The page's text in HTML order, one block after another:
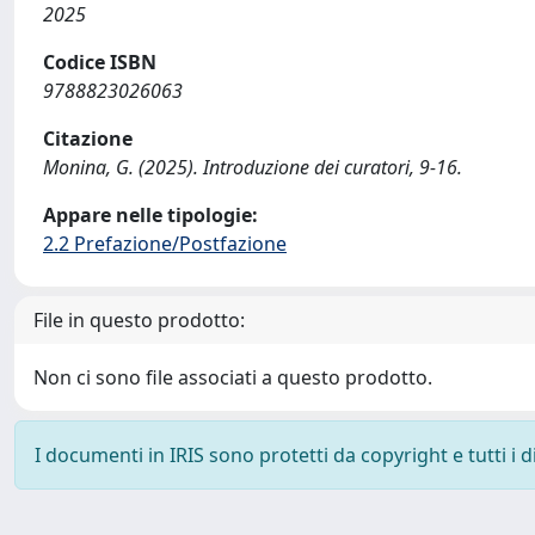
2025
Codice ISBN
9788823026063
Citazione
Monina, G. (2025). Introduzione dei curatori, 9-16.
Appare nelle tipologie:
2.2 Prefazione/Postfazione
File in questo prodotto:
Non ci sono file associati a questo prodotto.
I documenti in IRIS sono protetti da copyright e tutti i